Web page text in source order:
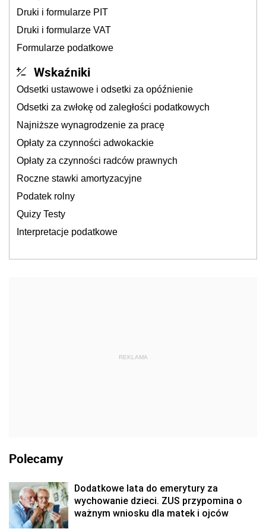
Druki i formularze PIT
Druki i formularze VAT
Formularze podatkowe
Wskaźniki
Odsetki ustawowe i odsetki za opóźnienie
Odsetki za zwłokę od zaległości podatkowych
Najniższe wynagrodzenie za pracę
Opłaty za czynności adwokackie
Opłaty za czynności radców prawnych
Roczne stawki amortyzacyjne
Podatek rolny
Quizy Testy
Interpretacje podatkowe
REKLAMA
Polecamy
Dodatkowe lata do emerytury za
wychowanie dzieci. ZUS przypomina o
ważnym wniosku dla matek i ojców